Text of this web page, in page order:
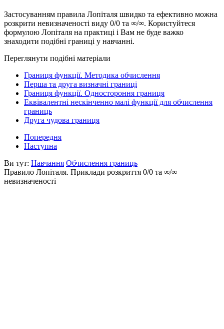
Застосуванням правила Лопіталя швидко та ефективно можна
розкрити невизначеності виду 0/0 та ∞/∞. Користуйтеся
формулою Лопіталя на практиці і Вам не буде важко
знаходити подібні границі у навчанні.
Переглянути подібні матеріали
Границя функції. Методика обчислення
Перша та друга визначні границі
Границя функції. Одностороння границя
Еквівалентні нескінченно малі функції для обчислення
границь
Друга чудова границя
Попередня
Наступна
Ви тут: Навчання Обчислення границь
Правило Лопіталя. Приклади розкриття 0/0 та ∞/∞
невизначеності